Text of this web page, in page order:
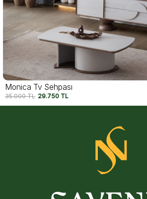
Monica Tv Sehpası
35.000TL 29.750 TL